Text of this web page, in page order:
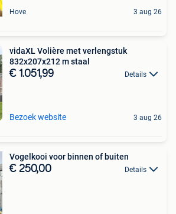
Hove 3 aug 26
vidaXL Volière met verlengstuk
832x207x212 m staal
€ 1.051,99 Details
Bezoek website 3 aug 26
Vogelkooi voor binnen of buiten
€ 250,00 Details